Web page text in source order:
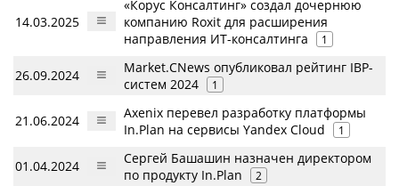
14.03.2025
«Корус Консалтинг» создал дочернюю
компанию Roxit для расширения
направления ИТ-консалтинга
1
26.09.2024
Market.CNews опубликовал рейтинг IBP-
систем 2024
1
21.06.2024
Axenix перевел разработку платформы
In.Plan на сервисы Yandex Cloud
1
01.04.2024
Сергей Башашин назначен директором
по продукту In.Plan
2